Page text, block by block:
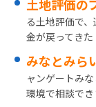
土地評価の
る土地評価で
金が戻ってきた
みなとみら
ャンゲートみ
環境で相談でき